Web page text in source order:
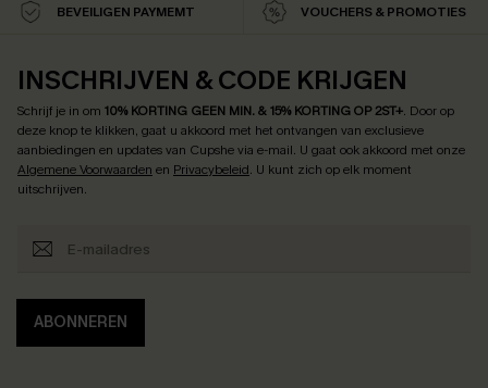
BEVEILIGEN PAYMEMT VOUCHERS & PROMOTIES
INSCHRIJVEN & CODE KRIJGEN
Schrijf je in om 10% KORTING GEEN MIN. & 15% KORTING OP 2ST+. Door op
deze knop te klikken, gaat u akkoord met het ontvangen van exclusieve
aanbiedingen en updates van Cupshe via e-mail. U gaat ook akkoord met onze
Algemene Voorwaarden en Privacybeleid. U kunt zich op elk moment
uitschrijven.
ABONNEREN